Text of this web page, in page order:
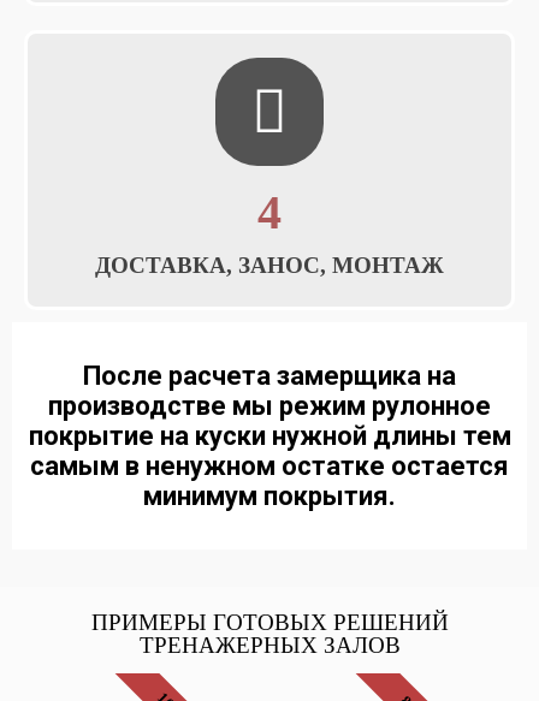
4
ДОСТАВКА, ЗАНОС, МОНТАЖ
После расчета замерщика на
производстве мы режим рулонное
покрытие на куски нужной длины тем
самым в ненужном остатке остается
минимум покрытия.
ПРИМЕРЫ ГОТОВЫХ РЕШЕНИЙ
ТРЕНАЖЕРНЫХ ЗАЛОВ